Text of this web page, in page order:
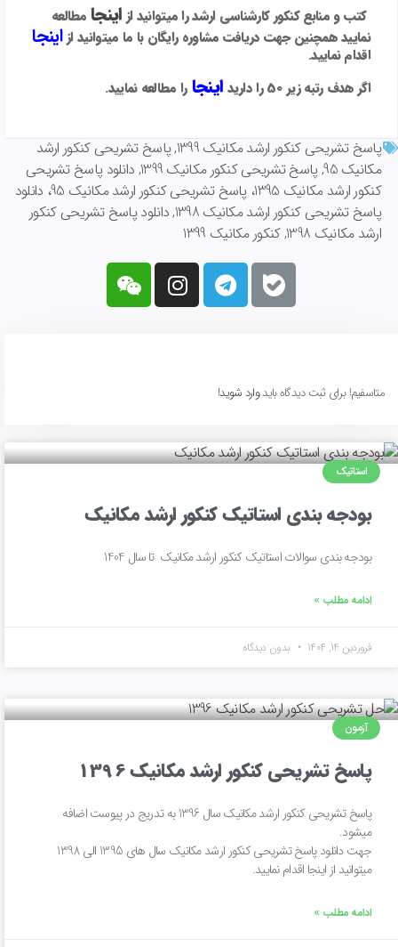
کتب و منابع کنکور کارشناسی ارشد را میتوانید از اینجامطالعه
نمایید همچنین جهت دریافت مشاوره رایگان با ما میتوانید ازاینجا
اقدام نمایید.
اگر هدف رتبه زیر 50 را دارید
اینجا را مطالعه نمایید.
پاسخ تشریحی کنکور ارشد مکانیک 1399 ,پاسخ تشریحی کنکور ارشد
مکانیک 95
,پاسخ تشریحی کنکور مکانیک 1399 , دانلود پاسخ تشریحی
کنکور ارشد مکانیک 1395، پاسخ تشریحی کنکور ارشد مکانیک 95، دانلود
پاسخ تشریحی کنکور ارشد مکانیک 1398
,دانلود پاسخ تشریحی کنکور
ارشد مکانیک 1398
,کنکور مکانیک 1399
متاسفیم! برای ثبت دیدگاه بایدوارد شوید!
استاتیک
بودجه بندی استاتیک کنکور ارشد مکانیک
بودجه بندی سوالات استاتیک کنکور ارشد مکانیک تا سال 1404
ادامه مطلب »
فروردین 14, 1404 بدون دیدگاه
آزمون
پاسخ تشریحی کنکور ارشد مکانیک 1396
پاسخ تشریحی کنکور ارشد مکانیک سال 1396 به تدریج در پیوست اضافه
میشود.
جهت دانلود پاسخ تشریحی کنکور ارشد مکانیک سال های 1395 الی 1398
میتوانید از اینجا اقدام نمایید.
ادامه مطلب »